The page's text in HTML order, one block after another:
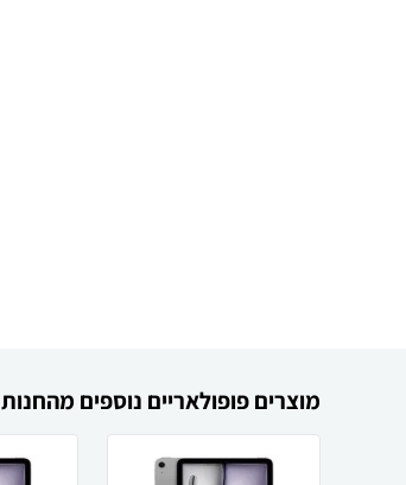
מוצרים פופולאריים נוספים מהחנות